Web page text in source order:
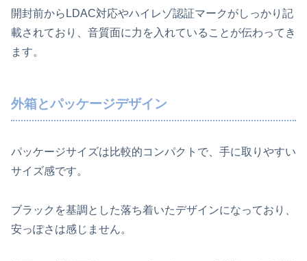
開封前からLDAC対応やハイレゾ認証マークがしっかり記
載されており、音質面に力を入れていることが伝わってき
ます。
外箱とパッケージデザイン
パッケージサイズは比較的コンパクトで、手に取りやすい
サイズ感です。
ブラックを基調とした落ち着いたデザインになっており、
安っぽさは感じません。